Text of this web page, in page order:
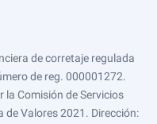
de corretaje regulada
de reg. 000001272.
Comisión de Servicios
de Valores 2021. Dirección: